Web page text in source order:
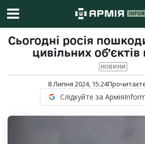
Сьогодні росія
цивільних об’єктів
НОВИНИ
8 Липня 2024, 15:24
Слідкуйте за